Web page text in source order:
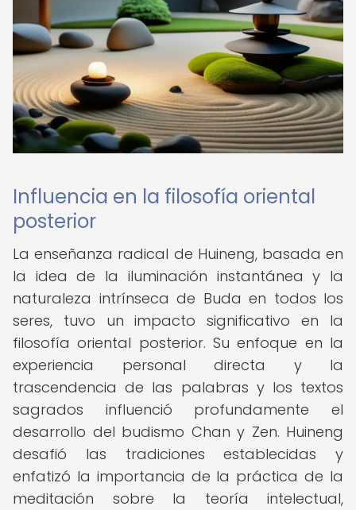
Influencia en la filosofía oriental
posterior
La enseñanza radical de Huineng, basada en
la idea de la iluminación instantánea y la
naturaleza intrínseca de Buda en todos los
seres, tuvo un impacto significativo en la
filosofía oriental posterior. Su enfoque en la
experiencia personal directa y la
trascendencia de las palabras y los textos
sagrados influenció profundamente el
desarrollo del budismo Chan y Zen. Huineng
desafió las tradiciones establecidas y
enfatizó la importancia de la práctica de la
meditación sobre la teoría intelectual,